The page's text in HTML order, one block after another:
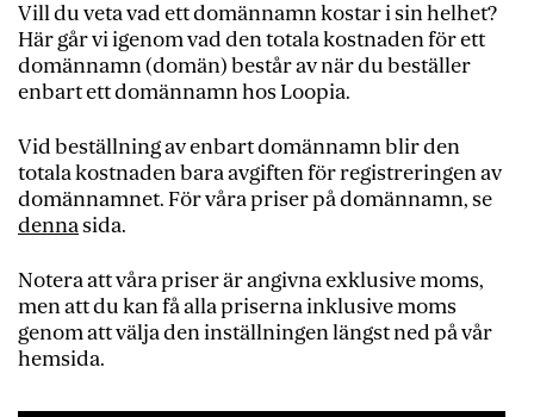
Vill du veta vad ett domännamn kostar i sin helhet?
Här går vi igenom vad den totala kostnaden för ett
domännamn (domän) består av när du beställer
enbart ett domännamn hos Loopia.
Vid beställning av enbart domännamn blir den
totala kostnaden bara avgiften för registreringen av
domännamnet. För våra priser på domännamn, se
dennasida.
Notera att våra priser är angivna exklusive moms,
men att du kan få alla priserna inklusive moms
genom att välja den inställningen längst ned på vår
hemsida.